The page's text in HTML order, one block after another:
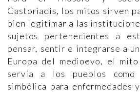
Castoriadis, los mitos sirven
bien legitimar a las
sujetos pertenecientes a
pensar, sentir e integrarse a
Europa del medioevo, el
servía a los pueblos como
simbólica para enfermedades